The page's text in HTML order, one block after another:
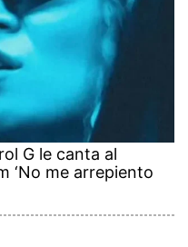
G le canta al
‘No me arrepiento